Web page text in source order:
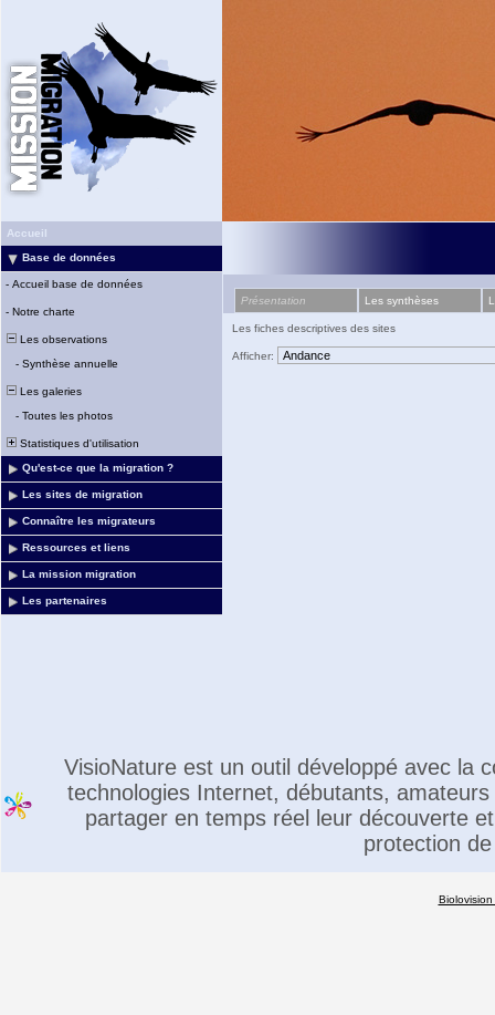
Accueil
Base de données
- Accueil base de données
- Notre charte
Les observations
- Synthèse annuelle
Les galeries
- Toutes les photos
Statistiques d'utilisation
Qu'est-ce que la migration ?
Les sites de migration
Connaître les migrateurs
Ressources et liens
La mission migration
Les partenaires
Présentation Les synthèses
Les fiches descriptives des sites
Afficher:
VisioNature est un outil développé avec la
technologies Internet, débutants,
partager en temps réel leur découverte
protection
Biolovision